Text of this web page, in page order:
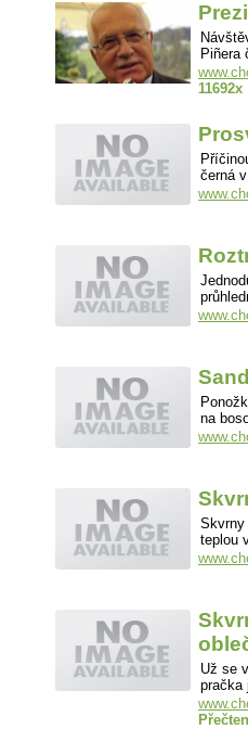
Piñera
11692x
černá
na
Skvrny
teplou
Už se
pračka